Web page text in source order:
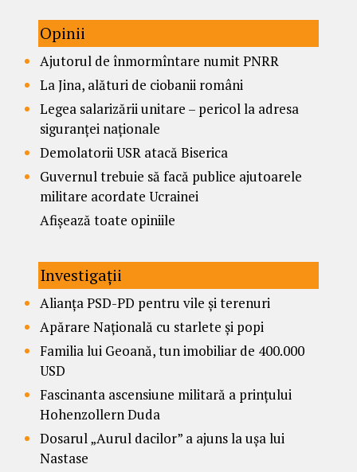
Opinii
Ajutorul de înmormîntare numit PNRR
La Jina, alături de ciobanii români
Legea salarizării unitare – pericol la adresa
siguranței naționale
Demolatorii USR atacă Biserica
Guvernul trebuie să facă publice ajutoarele
militare acordate Ucrainei
Afișează toate opiniile
Investigații
Alianța PSD-PD pentru vile și terenuri
Apărare Națională cu starlete și popi
Familia lui Geoană, tun imobiliar de 400.000
USD
Fascinanta ascensiune militară a prințului
Hohenzollern Duda
Dosarul „Aurul dacilor” a ajuns la ușa lui
Nastase